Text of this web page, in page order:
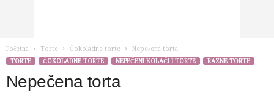
Početna Torte Čokoladne torte
Nepečena torta
TORTE
ČOKOLADNE TORTE NEPEČENI KOLAČI I TORTE RAZNE TORTE
Nepečena torta